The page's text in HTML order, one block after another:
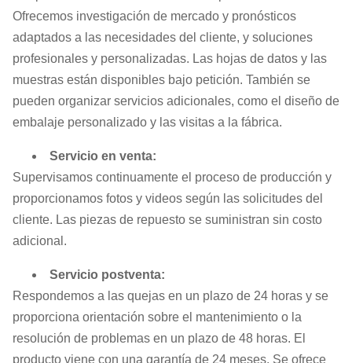
Ofrecemos investigación de mercado y pronósticos
adaptados a las necesidades del cliente, y soluciones
profesionales y personalizadas. Las hojas de datos y las
muestras están disponibles bajo petición. También se
pueden organizar servicios adicionales, como el diseño de
embalaje personalizado y las visitas a la fábrica.
Servicio en venta:
Supervisamos continuamente el proceso de producción y
proporcionamos fotos y videos según las solicitudes del
cliente. Las piezas de repuesto se suministran sin costo
adicional.
Servicio postventa:
Respondemos a las quejas en un plazo de 24 horas y se
proporciona orientación sobre el mantenimiento o la
resolución de problemas en un plazo de 48 horas. El
producto viene con una garantía de 24 meses. Se ofrece